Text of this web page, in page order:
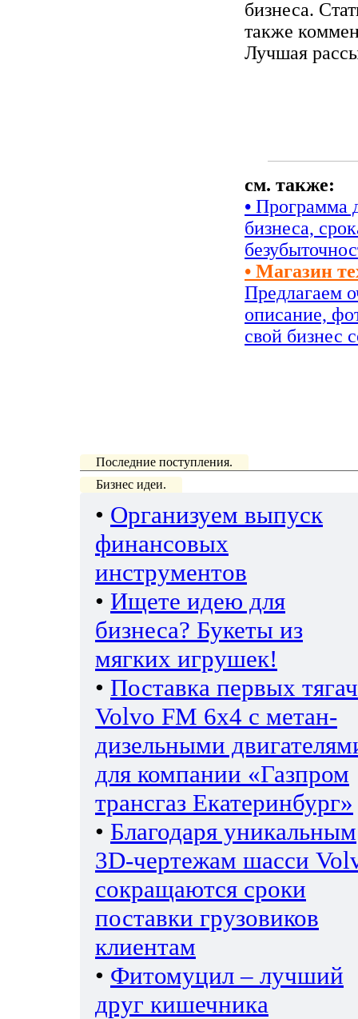
бизнеса.
также
Лучшая
см. также:
• Программа
бизнеса,
• Магазин
Предлагаем
описание,
свой бизнес
Последние поступления.
Бизнес идеи.
• Организуем выпуск
финансовых
инструментов
• Ищете идею для
бизнеса? Букеты из
мягких игрушек!
• Поставка первых
Volvo FM 6х4 с метан-
дизельными
для компании «Газпром
трансгаз Екатеринбург»
• Благодаря уникальным
3D-чертежам шасси
сокращаются сроки
поставки грузовиков
клиентам
• Фитомуцил – лучший
друг кишечника